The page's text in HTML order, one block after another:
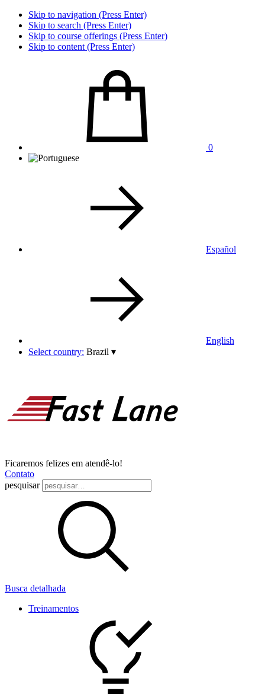
Skip to navigation (Press Enter)
Skip to search (Press Enter)
Skip to course offerings (Press Enter)
Skip to content (Press Enter)
0
Español
English
Select country: Brazil ▾
Ficaremos felizes em atendê-lo!
Contato
pesquisar
Busca detalhada
Treinamentos